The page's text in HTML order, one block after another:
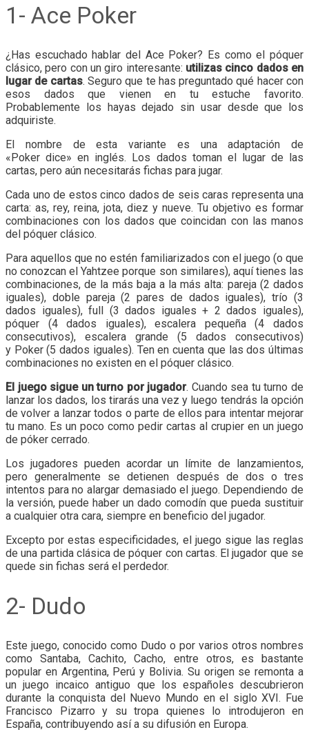
1- Ace Poker
¿Has escuchado hablar del Ace Poker? Es como el póquer
clásico, pero con un giro interesante: utilizas cinco dados en
lugar de cartas. Seguro que te has preguntado qué hacer con
esos dados que vienen en tu estuche favorito.
Probablemente los hayas dejado sin usar desde que los
adquiriste.
El nombre de esta variante es una adaptación de
«Poker dice» en inglés. Los dados toman el lugar de las
cartas, pero aún necesitarás fichas para jugar.
Cada uno de estos cinco dados de seis caras representa una
carta: as, rey, reina, jota, diez y nueve. Tu objetivo es formar
combinaciones con los dados que coincidan con las manos
del póquer clásico.
Para aquellos que no estén familiarizados con el juego (o que
no conozcan el Yahtzee porque son similares), aquí tienes las
combinaciones, de la más baja a la más alta: pareja (2 dados
iguales), doble pareja (2 pares de dados iguales), trío (3
dados iguales), full (3 dados iguales + 2 dados iguales),
póquer (4 dados iguales), escalera pequeña (4 dados
consecutivos), escalera grande (5 dados consecutivos)
y Poker (5 dados iguales). Ten en cuenta que las dos últimas
combinaciones no existen en el póquer clásico.
El juego sigue un turno por jugador. Cuando sea tu turno de
lanzar los dados, los tirarás una vez y luego tendrás la opción
de volver a lanzar todos o parte de ellos para intentar mejorar
tu mano. Es un poco como pedir cartas al crupier en un juego
de póker cerrado.
Los jugadores pueden acordar un límite de lanzamientos,
pero generalmente se detienen después de dos o tres
intentos para no alargar demasiado el juego. Dependiendo de
la versión, puede haber un dado comodín que pueda sustituir
a cualquier otra cara, siempre en beneficio del jugador.
Excepto por estas especificidades, el juego sigue las reglas
de una partida clásica de póquer con cartas. El jugador que se
quede sin fichas será el perdedor.
2- Dudo
Este juego, conocido como Dudo o por varios otros nombres
como Santaba, Cachito, Cacho, entre otros, es bastante
popular en Argentina, Perú y Bolivia. Su origen se remonta a
un juego incaico antiguo que los españoles descubrieron
durante la conquista del Nuevo Mundo en el siglo XVI. Fue
Francisco Pizarro y su tropa quienes lo introdujeron en
España, contribuyendo así a su difusión en Europa.